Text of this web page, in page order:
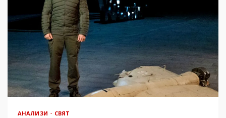
АНАЛИЗИ СВЯТ